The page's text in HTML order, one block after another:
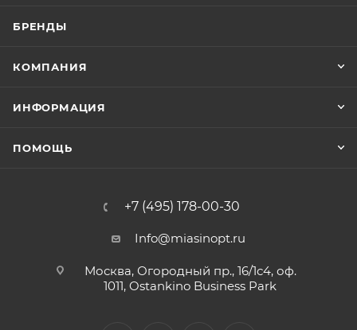
БРЕНДЫ
КОМПАНИЯ
ИНФОРМАЦИЯ
ПОМОЩЬ
+7 (495) 178-00-30
Info@miasinopt.ru
Москва, Огородный пр., 16/1с4, оф.
1011, Ostankino Business Park